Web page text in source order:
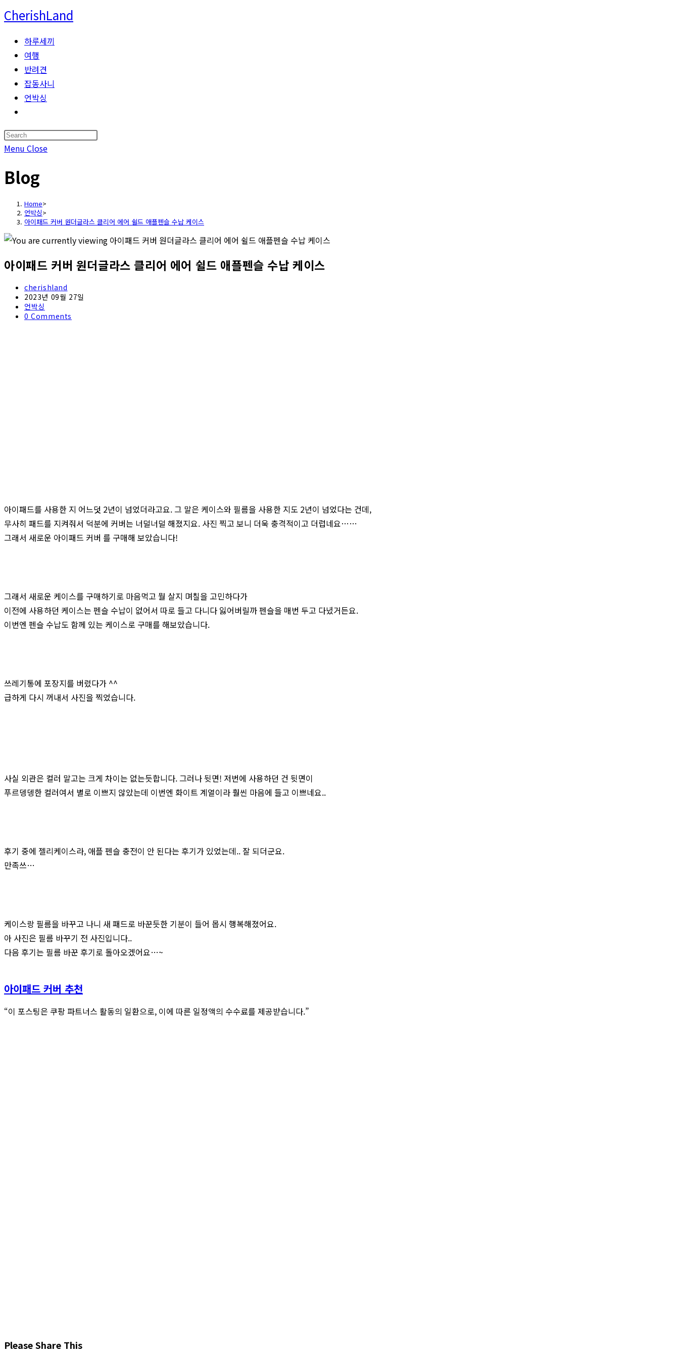
Skip
to
content
CherishLand
하루세끼
여행
반려견
잡동사니
언박싱
search
Press
panel.
Menu Close
Blog
Home>
언박싱>
아이패드 커버 원더글라스 클리어 에어 쉴드 애플펜슬 수납 케이스
아이패드 커버 원더글라스 클리어 에어 쉴드 애플펜슬 수납 케이스
Post
author:
cherishland
Post
published:
2023년 09월 27일
Post
category:
언박싱
Post
0 Comments
아이패드를 사용한 지 어느덧 2년이 넘었더라고요. 그 말은 케이스와 필름을 사용한 지도 2년이 넘었다는 건데,
무사히 패드를 지켜줘서 덕분에 커버는 너덜너덜 해졌지요. 사진 찍고 보니 더욱 충격적이고 더럽네요……
그래서 새로운 아이패드 커버 를 구매해 보았습니다!
그래서 새로운 케이스를 구매하기로 마음먹고 뭘 살지 며칠을 고민하다가
이전에 사용하던 케이스는 펜슬 수납이 없어서 따로 들고 다니다 잃어버릴까 펜슬을 매번 두고 다녔거든요.
이번엔 펜슬 수납도 함께 있는 케이스로 구매를 해보았습니다.
쓰레기통에 포장지를 버렸다가 ^^
급하게 다시 꺼내서 사진을 찍었습니다.
사실 외관은 컬러 말고는 크게 차이는 없는듯합니다. 그러나 뒷면! 저번에 사용하던 건 뒷면이
푸르뎅뎅한 컬러여서 별로 이쁘지 않았는데 이번엔 화이트 계열이라 훨씬 마음에 들고 이쁘네요..
후기 중에 젤리케이스라, 애플 펜슬 충전이 안 된다는 후기가 있었는데.. 잘 되더군요.
만족쓰…
케이스랑 필름을 바꾸고 나니 새 패드로 바꾼듯한 기분이 들어 몹시 행복해졌어요.
아 사진은 필름 바꾸기 전 사진입니다..
다음 후기는 필름 바꾼 후기로 돌아오겠어요…~
아이패드 커버 추천
“이 포스팅은 쿠팡 파트너스 활동의 일환으로, 이에 따른 일정액의 수수료를 제공받습니다.”
Please Share ThisShare